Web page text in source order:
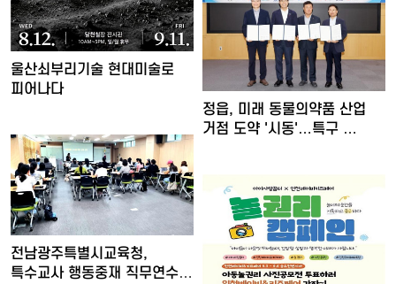
울산쇠부리기술 현대미술로
피어나다
정읍, 미래 동물의약품 산업
거점 도약 '시동'…특구 …
전남광주특별시교육청,
특수교사 행동중재 직무연수